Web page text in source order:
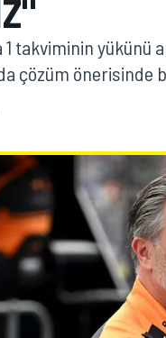
takviminin yükünü
çözüm önerisinde